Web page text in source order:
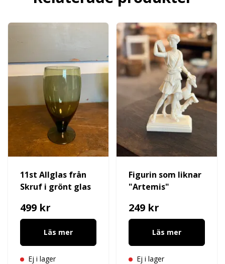
11st Allglas från
Skruf i grönt glas
499 kr
Läs mer
Ej i lager
Figurin som liknar
"Artemis"
249 kr
Läs mer
Ej i lager